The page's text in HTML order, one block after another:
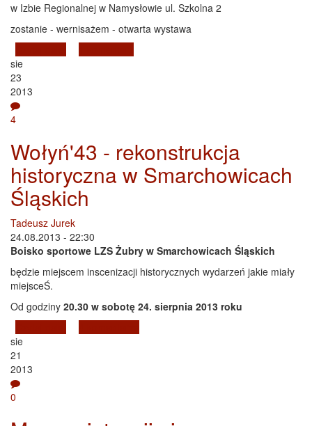
w Izbie Regionalnej w Namysłowie ul. Szkolna 2
zostanie - wernisażem - otwarta wystawa
sie
23
2013
4
Wołyń'43 - rekonstrukcja
historyczna w Smarchowicach
Śląskich
Tadeusz Jurek
24.08.2013 - 22:30
Boisko sportowe LZS Żubry w Smarchowicach Śląskich
będzie miejscem inscenizacji historycznych wydarzeń jakie miały
miejsceŚ.
Od godziny 20.30 w sobotę 24. sierpnia 2013 roku
sie
21
2013
0